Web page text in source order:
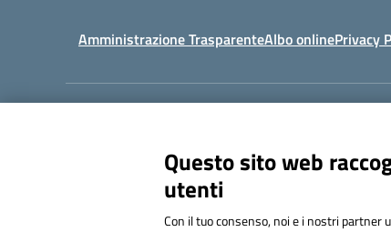
Amministrazione TrasparenteAlbo onlinePrivacy
Questo sito web
utenti
Con il tuo consenso, noi e i nostri partner